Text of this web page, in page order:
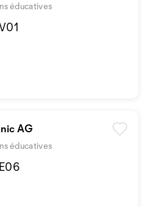
éducatives
AG
éducatives